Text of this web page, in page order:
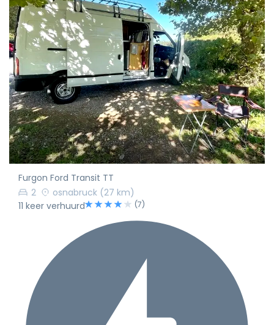
Furgon Ford Transit TT
2
osnabruck (27 km)
11 keer verhuurd
(7)